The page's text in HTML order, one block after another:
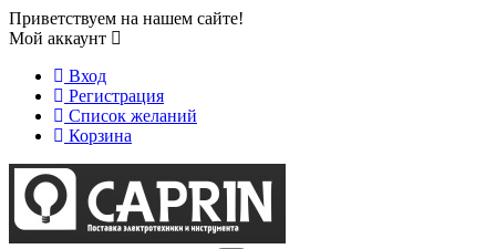
Приветствуем на нашем сайте!
Мой аккаунт
Вход
Регистрация
Список желаний
Корзина